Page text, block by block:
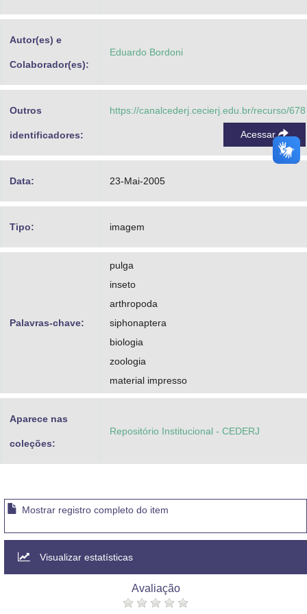
Advocacia-Geral da União
Banco Central do Brasil
Autor(es) e
Colaborador(es):
Eduardo Bordoni
Outros
identificadores:
https://canalcederj.cecierj.edu.br/recurso/678
Acessar
Data: 23-Mai-2005
Tipo: imagem
Palavras-chave:
pulga
inseto
arthropoda
siphonaptera
biologia
zoologia
material impresso
Aparece nas
coleções:
Repositório Institucional - CEDERJ
Mostrar registro completo do item
Visualizar estatísticas
Avaliação